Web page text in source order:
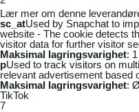
Lær mer om denne
sc_atUsed by Snapchat to
website - The cookie detects
visitor data for further visitor
Maksimal lagringsvarighet:
pUsed to track visitors on
relevant advertisement based
Maksimal lagringsvarighet:
TikTok
7